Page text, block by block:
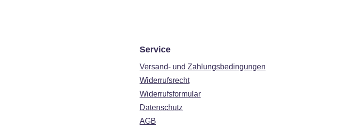
Service
Versand- und Zahlungsbedingungen
Widerrufsrecht
Widerrufsformular
Datenschutz
AGB